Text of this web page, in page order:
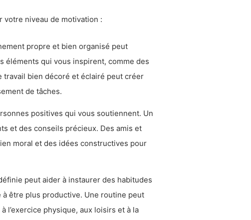
votre niveau de motivation :
propre et bien organisé peut
éléments qui vous inspirent, comme des
travail bien décoré et éclairé peut créer
de tâches.
positives qui vous soutiennent. Un
et des conseils précieux. Des amis et
moral et des idées constructives pour
peut aider à instaurer des habitudes
être plus productive. Une routine peut
l’exercice physique, aux loisirs et à la